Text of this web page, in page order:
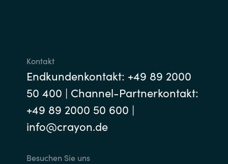
Kontakt
Endkundenkontakt: +49 89 2000
50 400 | Channel-Partnerkontakt:
+49 89 2000 50 600 |
info@crayon.de
Besuchen Sie uns